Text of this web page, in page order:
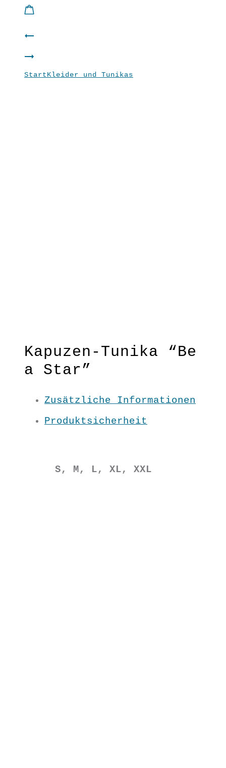
Product
navigation
Petrol
CoWo
CombiWonder
StartKleider und Tunikas
Kapuzen-Tunika “Be
a Star”
Super Figurschmeichler &
Pflege: 30 Grad
Zusätzliche Informationen
Produktsicherheit
S, M, L, XL, XXL